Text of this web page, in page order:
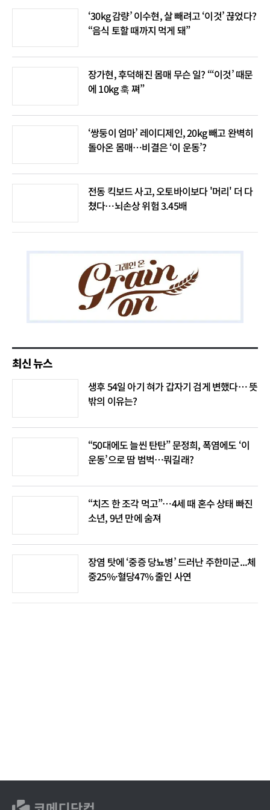
‘30kg 감량’ 이수현, 살 빼려고 ‘이것’ 끊었다?
“음식 토할 때까지 먹게 돼”
장가현, 후덕해진 몸매 무슨 일? “‘이것’ 때문
에 10kg 훅 쪄”
‘쌍둥이 엄마’ 레이디제인, 20kg 빼고 완벽히
돌아온 몸매…비결은 ‘이 운동’?
전동 킥보드 사고, 오토바이보다 '머리' 더 다
쳤다…뇌손상 위험 3.45배
최신 뉴스
생후 54일 아기 혀가 갑자기 검게 변했다… 뜻
밖의 이유는?
“50대에도 늘씬 탄탄” 문정희, 폭염에도 ‘이
운동’으로 땀 범벅…뭐길래?
“치즈 한 조각 먹고”…4세 때 혼수 상태 빠진
소년, 9년 만에 숨져
장염 탓에 ‘중증 당뇨병’ 드러난 주한미군...체
중25%·혈당47% 줄인 사연